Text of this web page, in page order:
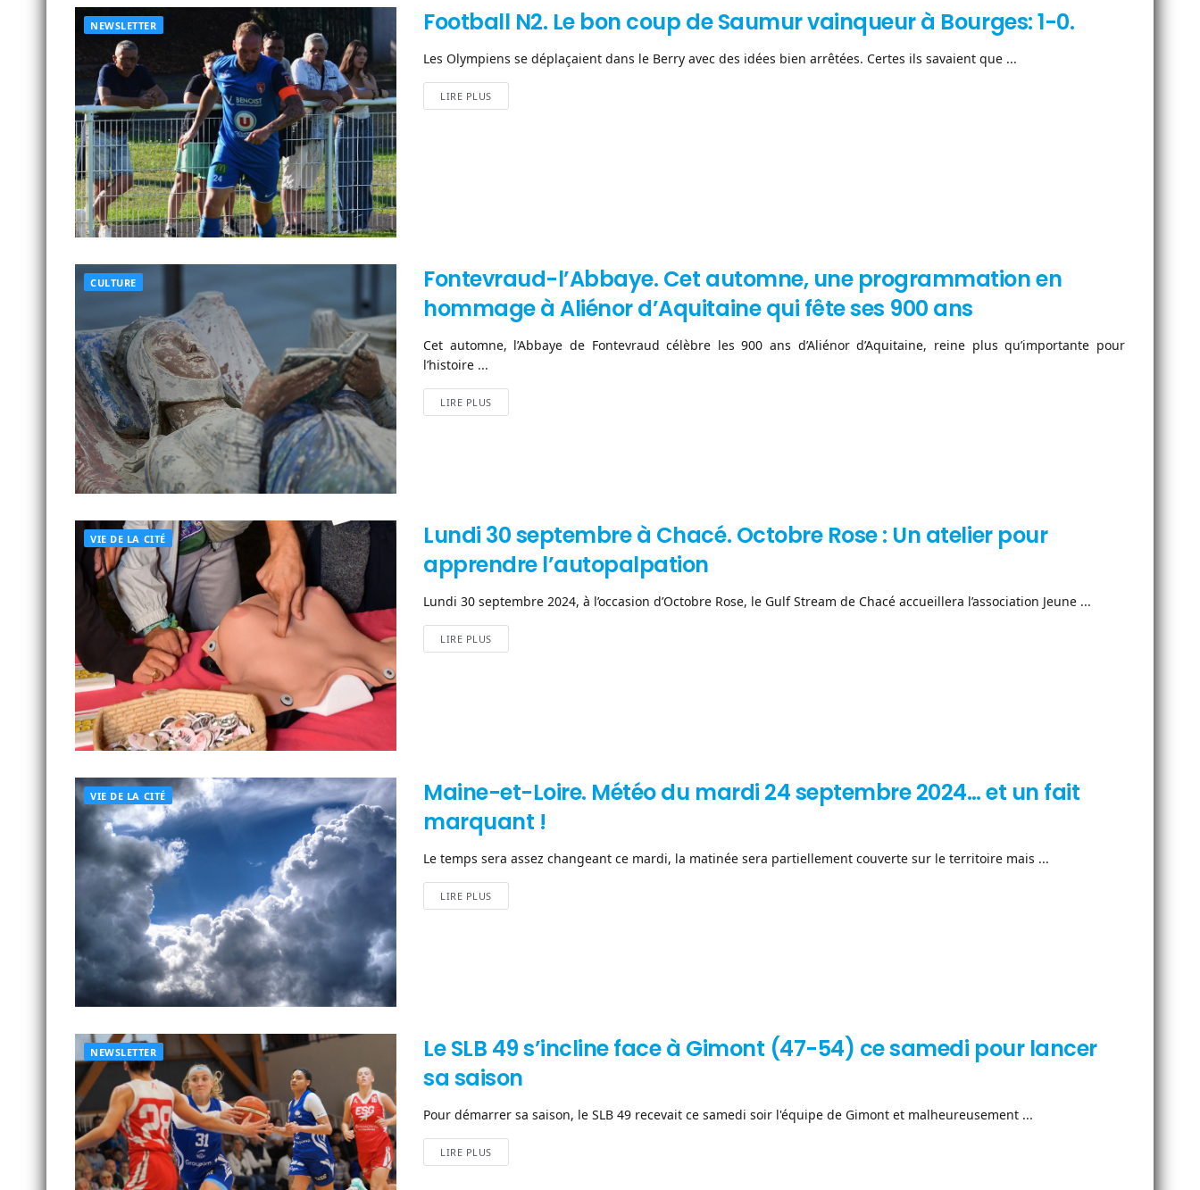
NEWSLETTER Football N2. Le bon coup de Saumur vainqueur à Bourges: 1-0.
Les Olympiens se déplaçaient dans le Berry avec des idées bien arrêtées. Certes ils savaient que ...
LIRE PLUS
CULTURE
Fontevraud-l’Abbaye. Cet automne, une programmation en
hommage à Aliénor d’Aquitaine qui fête ses 900 ans
Cet automne, l’Abbaye de Fontevraud célèbre les 900 ans d’Aliénor d’Aquitaine, reine plus qu’importante pour
l’histoire ...
LIRE PLUS
VIE DE LA CITÉ
Lundi 30 septembre à Chacé. Octobre Rose : Un atelier pour
apprendre l’autopalpation
Lundi 30 septembre 2024, à l’occasion d’Octobre Rose, le Gulf Stream de Chacé accueillera l’association Jeune ...
LIRE PLUS
VIE DE LA CITÉ
Maine-et-Loire. Météo du mardi 24 septembre 2024… et un fait
marquant !
Le temps sera assez changeant ce mardi, la matinée sera partiellement couverte sur le territoire mais ...
LIRE PLUS
NEWSLETTER
Le SLB 49 s’incline face à Gimont (47-54) ce samedi pour lancer
sa saison
Pour démarrer sa saison, le SLB 49 recevait ce samedi soir l'équipe de Gimont et malheureusement ...
LIRE PLUS